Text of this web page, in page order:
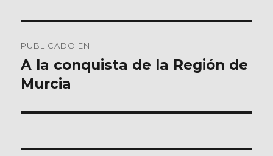
de
entradas
PUBLICADO EN
A la conquista de la Región de
Murcia